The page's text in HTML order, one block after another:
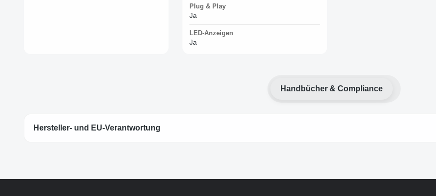
Plug & Play
Ja
LED-Anzeigen
Ja
Handbücher & Compliance
Hersteller- und EU-Verantwortung